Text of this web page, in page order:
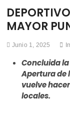
MAYOR
Junio 1, 2025
Concluida
Apertura de
vuelve
locales.